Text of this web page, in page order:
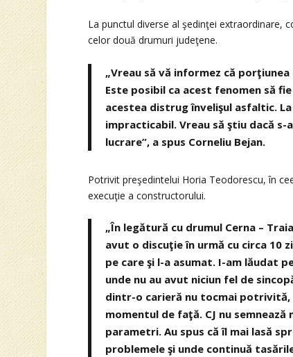
La punctul diverse al şedinţei extraordinare,
celor două drumuri judeţene.
„Vreau să vă informez că
Este posibil ca acest fenomen să
acestea distrug învelişul asfaltic.
impracticabil. Vreau să ştiu dacă s-
lucrare”, a spus Corneliu Bejan.
Potrivit preşedintelui Horia Teodorescu, în
execuţie a constructorului.
„În legătură cu drumul Cerna –
avut o discuţie în urmă cu circa 10
pe care şi l-a asumat. I-am lăudat
unde nu au avut niciun fel de
dintr-o carieră nu tocmai
momentul de faţă. CJ nu
parametri. Au spus că îl mai lasă
problemele şi unde continuă